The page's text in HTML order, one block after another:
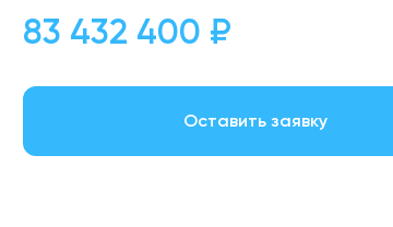
83 432 400 ₽
Оставить заявку